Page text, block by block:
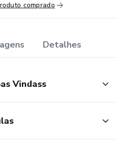
comprado
Detalhes
Vindass